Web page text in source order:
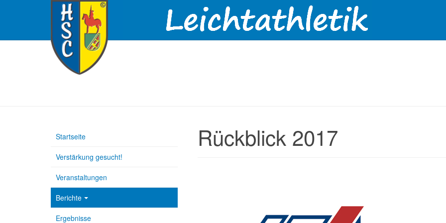
Rückblick 2017
Startseite
Verstärkung gesucht!
Veranstaltungen
Berichte
Ergebnisse